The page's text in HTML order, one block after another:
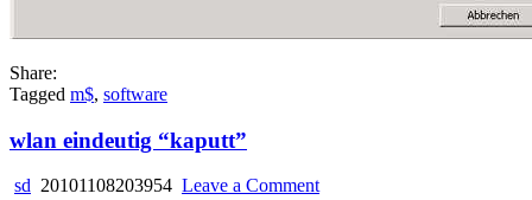
Share:
Tagged m$, software
wlan eindeutig “kaputt”
sd 20101108203954 Leave a Commenton